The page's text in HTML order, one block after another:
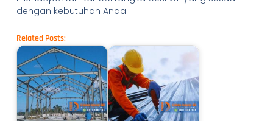
dengan kebutuhan Anda.
Related Posts: